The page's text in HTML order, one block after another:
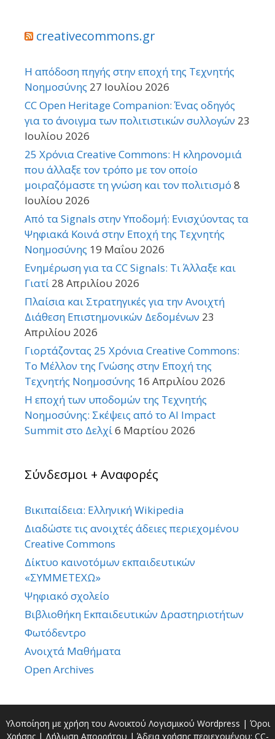
creativecommons.gr
Η απόδοση πηγής στην εποχή της Τεχνητής
Νοημοσύνης 27 Ιουλίου 2026
CC Open Heritage Companion: Ένας οδηγός
για το άνοιγμα των πολιτιστικών συλλογών 23
Ιουλίου 2026
25 Χρόνια Creative Commons: Η κληρονομιά
που άλλαξε τον τρόπο με τον οποίο
μοιραζόμαστε τη γνώση και τον πολιτισμό 8
Ιουλίου 2026
Από τα Signals στην Υποδομή: Ενισχύοντας τα
Ψηφιακά Κοινά στην Εποχή της Τεχνητής
Νοημοσύνης 19 Μαΐου 2026
Ενημέρωση για τα CC Signals: Τι Άλλαξε και
Γιατί 28 Απριλίου 2026
Πλαίσια και Στρατηγικές για την Ανοιχτή
Διάθεση Επιστημονικών Δεδομένων 23
Απριλίου 2026
Γιορτάζοντας 25 Χρόνια Creative Commons:
Το Μέλλον της Γνώσης στην Εποχή της
Τεχνητής Νοημοσύνης 16 Απριλίου 2026
Η εποχή των υποδομών της Τεχνητής
Νοημοσύνης: Σκέψεις από το AI Impact
Summit στο Δελχί6 Μαρτίου 2026
Σύνδεσμοι + Αναφορές
Βικιπαίδεια: Ελληνική Wikipedia
Διαδώστε τις ανοιχτές άδειες περιεχομένου
Creative Commons
Δίκτυο καινοτόμων εκπαιδευτικών
«ΣΥΜΜΕΤΕΧΩ»
Ψηφιακό σχολείο
Βιβλιοθήκη Εκπαιδευτικών Δραστηριοτήτων
Φωτόδεντρο
Ανοιχτά Μαθήματα
Open Archives
Υλοποίηση με χρήση του Ανοικτού Λογισμικού Wordpress | Όροι
Χρήσης| Δήλωση Απορρήτου | Άδεια χρήσης περιεχομένου: CC-